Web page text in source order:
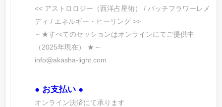
<< アストロロジー（西洋占星術） / バッチフラワーレメ
ディ / エネルギー・ヒーリング >>
～★すべてのセッションはオンラインにてご提供中
（2025年現在） ★～
info@akasha-light.com
● お支払い ●
オンライン決済にて承ります